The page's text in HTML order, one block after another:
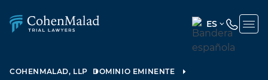
ES
ENGLISH
COHENMALAD, LLP
DOMINIO EMINENTE